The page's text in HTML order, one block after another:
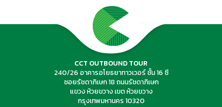
ค้นหาทัวร์
CCT OUTBOUND TOUR
240/26 อาคารอโยธยาทาวเวอร์ ชั้น 16 ซี
ซอยรัชดาภิเษก 18 ถนนรัชดาภิเษก
แขวง ห้วยขวาง เขต ห้วยขวาง
กรุงเทพมหานคร 10320